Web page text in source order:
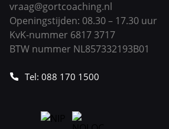
vraag@gortcoaching.nl
Openingstijden: 08.30 – 17.30 uur
KvK-nummer 6817 3717
BTW nummer NL857332193B01
Tel: 088 170 1500